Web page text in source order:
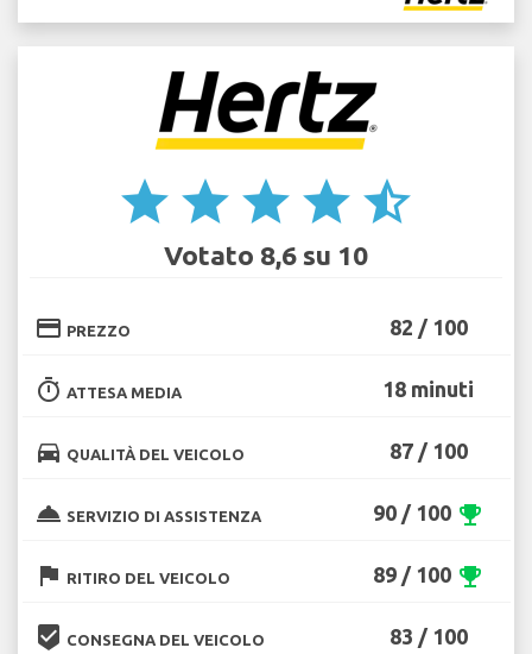
star star star star star_half
Votato 8,6 su 10
credit_card PREZZO 82 / 100
timer ATTESA MEDIA 18 minuti
directions_car QUALITÀ DEL VEICOLO 87 / 100
room_service SERVIZIO DI ASSISTENZA 90 / 100 emoji_events
flag RITIRO DEL VEICOLO 89 / 100 emoji_events
beenhere CONSEGNA DEL VEICOLO 83 / 100